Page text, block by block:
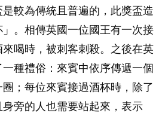
較為傳統且普遍的，此獎盃造
。相傳英國一位國王有一次接
喝時，被刺客刺殺。之後在英
種禮俗：來賓中依序傳遞一個
；每位來賓接過酒杯時，除了
旁的人也需要站起來，表示